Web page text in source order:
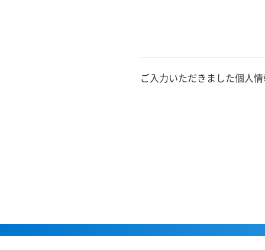
ご入力いただきました個人情